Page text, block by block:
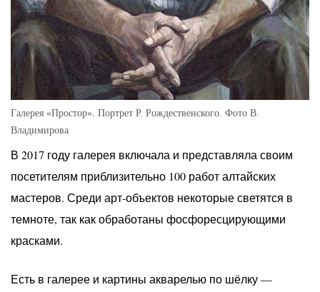
Галерея «Простор». Портрет Р. Рождественского. Фото В.
Владимирова
В 2017 году галерея включала и представляла своим
посетителям приблизительно 100 работ алтайских
мастеров. Среди арт-объектов некоторые светятся в
темноте, так как обработаны фосфоресцирующими
красками.
Есть в галерее и картины акварелью по шёлку —